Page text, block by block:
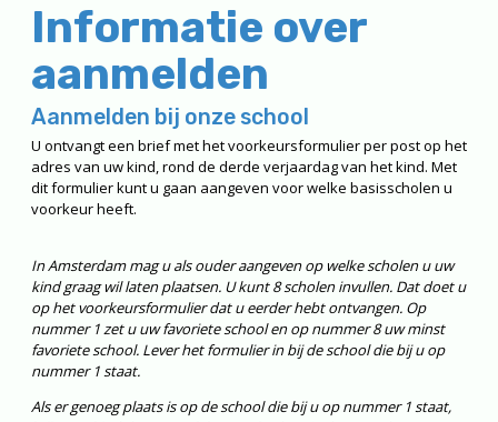
Naschoolse activiteiten
Contact
Informatie over
aanmelden
Aanmelden bij onze school
U ontvangt een brief met het voorkeursformulier per post op het
adres van uw kind, rond de derde verjaardag van het kind. Met
dit formulier kunt u gaan aangeven voor welke basisscholen u
voorkeur heeft.
In Amsterdam mag u als ouder aangeven op welke scholen u uw
kind graag wil laten plaatsen. U kunt 8 scholen invullen. Dat doet u
op het voorkeursformulier dat u eerder hebt ontvangen. Op
nummer 1 zet u uw favoriete school en op nummer 8 uw minst
favoriete school. Lever het formulier in bij de school die bij u op
nummer 1 staat.
Als er genoeg plaats is op de school die bij u op nummer 1 staat,